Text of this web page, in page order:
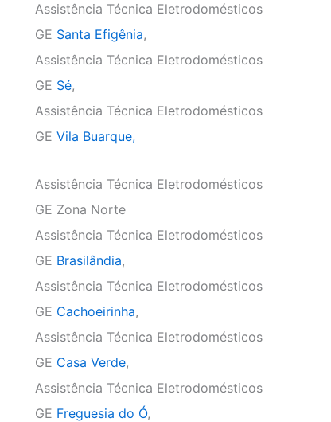
Assistência Técnica Eletrodomésticos
GE Santa Efigênia,
Assistência Técnica Eletrodomésticos
GE Sé,
Assistência Técnica Eletrodomésticos
GE Vila Buarque,
Assistência Técnica Eletrodomésticos
GE Zona Norte
Assistência Técnica Eletrodomésticos
GE Brasilândia,
Assistência Técnica Eletrodomésticos
GE Cachoeirinha,
Assistência Técnica Eletrodomésticos
GE Casa Verde,
Assistência Técnica Eletrodomésticos
GE Freguesia do Ó,